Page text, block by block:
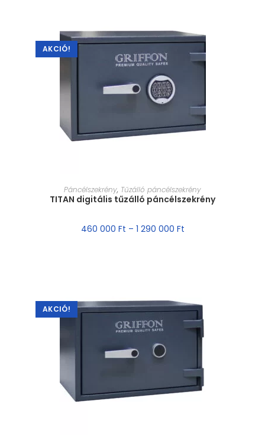
AKCIÓ!
MÉRET VÁLASZTÁSA
Páncélszekrény, Tűzálló páncélszekrény
TITAN digitális tűzálló páncélszekrény
460 000 Ft – 1 290 000 Ft
AKCIÓ!